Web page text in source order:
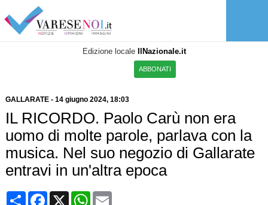
Edizione locale IlNazionale.it
ABBONATI
GALLARATE- 14 giugno 2024, 18:03
IL RICORDO. Paolo Carù non era
uomo di molte parole, parlava con la
musica. Nel suo negozio di Gallarate
entravi in un'altra epoca
CondividiFacebook
X WhatsApp
Email